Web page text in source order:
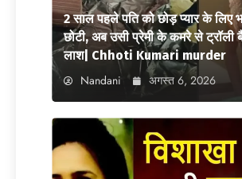
2 साल पहले पति को छोड़ प्यार के लिए
छोटी, अब उसी प्रेमी के कमरे से ट्रॉली
लाश| Chhoti Kumari murder
Nandani अगस्त 6, 2026